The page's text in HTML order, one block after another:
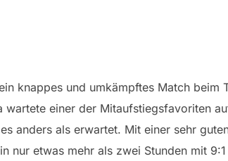
knappes und umkämpftes Match beim
wartete einer der Mitaufstiegsfavoriten
anders als erwartet. Mit einer sehr
nur etwas mehr als zwei Stunden mit 9:1